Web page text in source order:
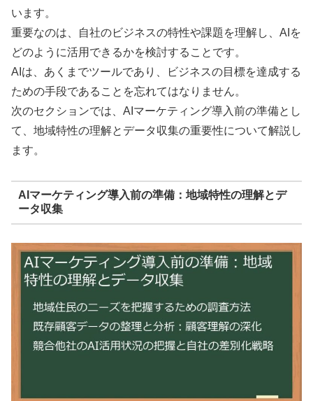
います。
重要なのは、自社のビジネスの特性や課題を理解し、AIを
どのように活用できるかを検討することです。
AIは、あくまでツールであり、ビジネスの目標を達成する
ための手段であることを忘れてはなりません。
次のセクションでは、AIマーケティング導入前の準備とし
て、地域特性の理解とデータ収集の重要性について解説し
ます。
AIマーケティング導入前の準備：地域特性の理解とデ
ータ収集